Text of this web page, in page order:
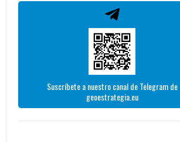
Suscríbete a nuestro canal de Telegram de
geoestrategia.eu